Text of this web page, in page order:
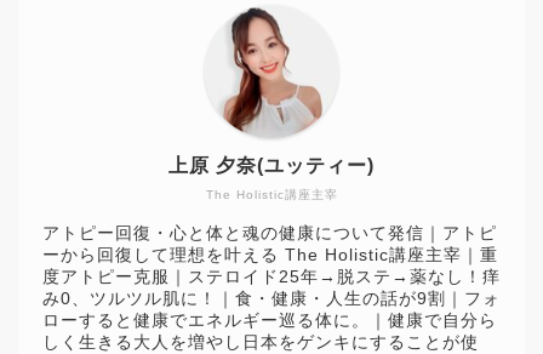
The Holistic講座主宰
上原 夕奈(ユッティー)
アトピー回復・心と体と魂の健康について発信｜アトピ
ーから回復して理想を叶える The Holistic講座主宰｜重
度アトピー克服｜ステロイド25年→脱ステ→薬なし！痒
み0、ツルツル肌に！｜食・健康・人生の話が9割｜フォ
ローすると健康でエネルギー巡る体に。｜健康で自分ら
しく生きる大人を増やし日本をゲンキにすることが使